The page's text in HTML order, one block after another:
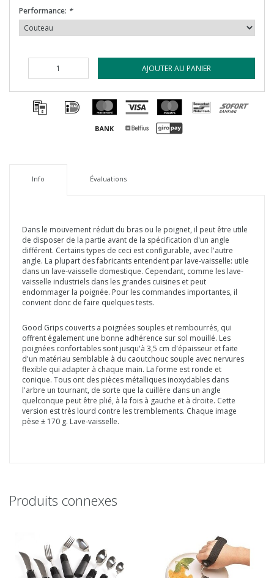
Performance: *
AJOUTER AU PANIER
Info Évaluations
Dans le mouvement réduit du bras ou le poignet, il peut être utile
de disposer de la partie avant de la spécification d'un angle
différent. Certains types de ceci est configurable, avec l'autre
angle. La plupart des fabricants entendent par lave-vaisselle: utile
dans un lave-vaisselle domestique. Cependant, comme les lave-
vaisselle industriels dans les grandes cuisines et peut
endommager la poignée. Pour les commandes importantes, il
convient donc de faire quelques tests.
Good Grips couverts a poignées souples et rembourrés, qui
offrent également une bonne adhérence sur sol mouillé. Les
poignées confortables sont jusqu'à 3,5 cm d'épaisseur et faite
d'un matériau semblable à du caoutchouc souple avec nervures
flexible qui adapter à chaque main. La forme est ronde et
conique. Tous ont des pièces métalliques inoxydables dans
l'arbre un tournant, de sorte que la cuillère dans un angle
quelconque peut être plié, à la fois à gauche et à droite. Cette
version est très lourd contre les tremblements. Chaque image
pèse ± 170 g. Lave-vaisselle.
Produits connexes